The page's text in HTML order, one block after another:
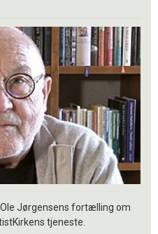
Jørgensens fortælling om
tjeneste.